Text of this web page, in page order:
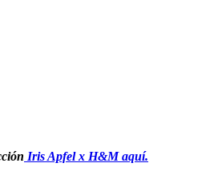
Iris Apfel x H&M aquí.